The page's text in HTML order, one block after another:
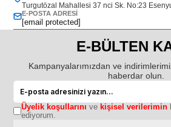
Turgutözal Mahallesi 37 nci Sk. No:23
E-POSTA ADRESI
[email protected]
E-BÜLTEN
Kampanyalarımızdan ve
haberdar olun.
Üyelik koşullarını ve kişisel verilerimin
ediyorum.